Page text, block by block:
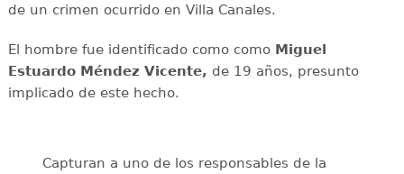
de un crimen ocurrido en Villa Canales.
El hombre fue identificado como comoMiguel
Estuardo Méndez Vicente, de 19 años, presunto
implicado de este hecho.
Capturan a uno de los responsables de la